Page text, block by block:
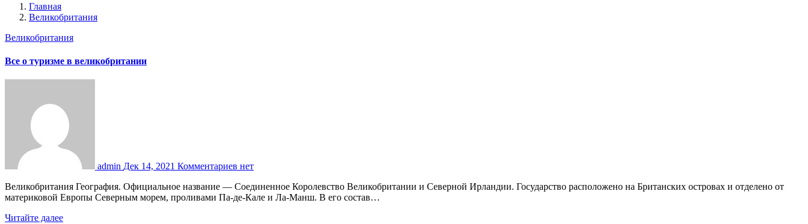
Главная
Великобритания
Великобритания
Все о туризме в великобритании
admin Дек 14, 2021 Комментариев нет
Великобритания География. Официальное название — Соединенное Королевство Великобритании и Северной Ирландии. Государство расположено на Британских островах и отделено от
материковой Европы Северным морем, проливами Па-де-Кале и Ла-Манш. В его состав…
Читайте далее